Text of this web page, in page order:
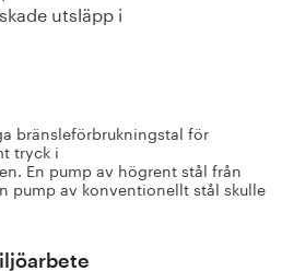
utsläpp i
bränsleförbrukningstal för
tryck i
En pump av högrent stål från
pump av konventionellt stål skulle